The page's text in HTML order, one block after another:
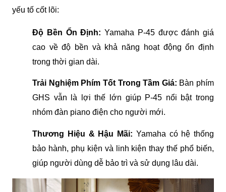
yếu tố cốt lõi:
Độ Bền Ổn Định: Yamaha P-45 được đánh giá
cao về độ bền và khả năng hoạt động ổn định
trong thời gian dài.
Trải Nghiệm Phím Tốt Trong Tầm Giá: Bàn phím
GHS vẫn là lợi thế lớn giúp P-45 nổi bật trong
nhóm đàn piano điện cho người mới.
Thương Hiệu & Hậu Mãi: Yamaha có hệ thống
bảo hành, phụ kiện và linh kiện thay thế phổ biến,
giúp người dùng dễ bảo trì và sử dụng lâu dài.